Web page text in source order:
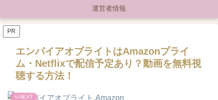
運営者情報
PR
エンパイアオブライトはAmazonプライ
ム・Netflixで配信予定あり？動画を無料視
聴する方法！
U-NEXT